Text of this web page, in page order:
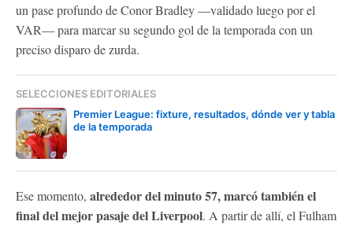
un pase profundo de Conor Bradley —validado luego por el
VAR— para marcar su segundo gol de la temporada con un
preciso disparo de zurda.
SELECCIONES EDITORIALES
Premier League: fixture, resultados, dónde ver y tabla
de la temporada
Ese momento, alrededor del minuto 57, marcó también el
final del mejor pasaje del Liverpool. A partir de allí, el Fulham